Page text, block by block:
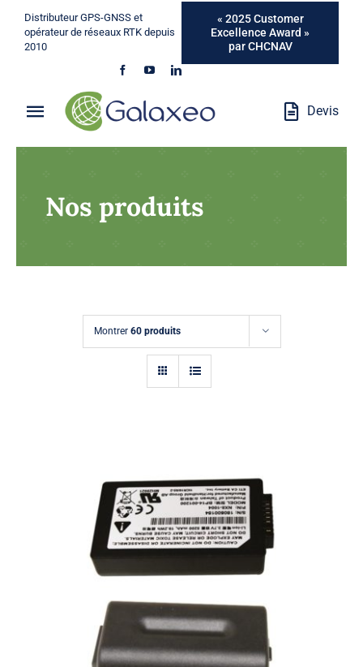
Passer
contenu
Distributeur GPS-GNSS et
opérateur de réseaux RTK depuis
2010
« 2025 Customer
Excellence Award »
par CHCNAV
Toggle
Navigation
Métiers
Devis
Nos produits
Montrer 60 produits